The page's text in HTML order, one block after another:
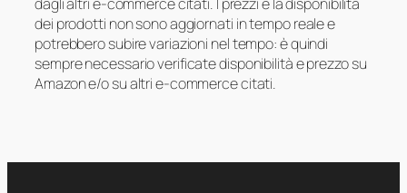
dei prodotti non sono aggiornati in tempo reale e
potrebbero subire variazioni nel tempo: è quindi
sempre necessario verificate disponibilità e prezzo su
Amazon e/o su altri e-commerce citati.